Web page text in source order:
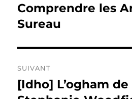
l’article
précédente :
Comprendre les
Sureau
SUIVANT
Publication
[Idho] L’ogham de